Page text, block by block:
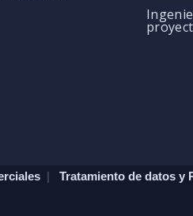
| Tratamiento de datos y